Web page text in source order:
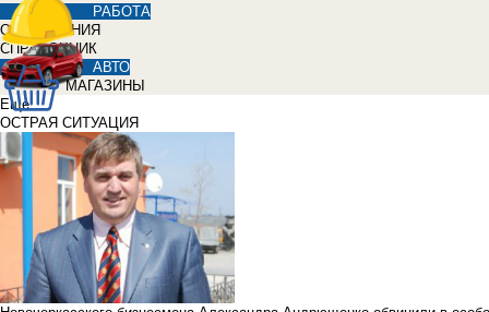
РАБОТА
ОБЪЯВЛЕНИЯ
СПРАВОЧНИК
АВТО
МАГАЗИНЫ
Еще
ОСТРАЯ СИТУАЦИЯ